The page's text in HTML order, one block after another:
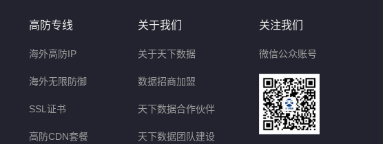
高防专线
海外高防IP
海外无限防御
SSL证书
高防CDN套餐
关于我们
关于天下数据
数据招商加盟
天下数据合作伙伴
天下数据团队建设
关注我们
微信公众账号